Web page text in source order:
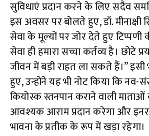
सुविधाएं प्रदान करने के लिए सदैव
इस अवसर पर बोलते हुए, डॉ. मीनाक्षी
सेवा के मूल्यों पर जोर देते हुए टिप्पणी
सेवा ही हमारा सच्चा कर्तव्य है। छोटे
जीवन में बड़ी राहत ला सकते हैं।” इसी
हुए, उन्होंने यह भी नोट किया कि नव-
कियोस्क स्तनपान कराने वाली
आवश्यक आराम प्रदान करेगा और इनर
भावना के प्रतीक के रूप में खड़ा रहेगा।